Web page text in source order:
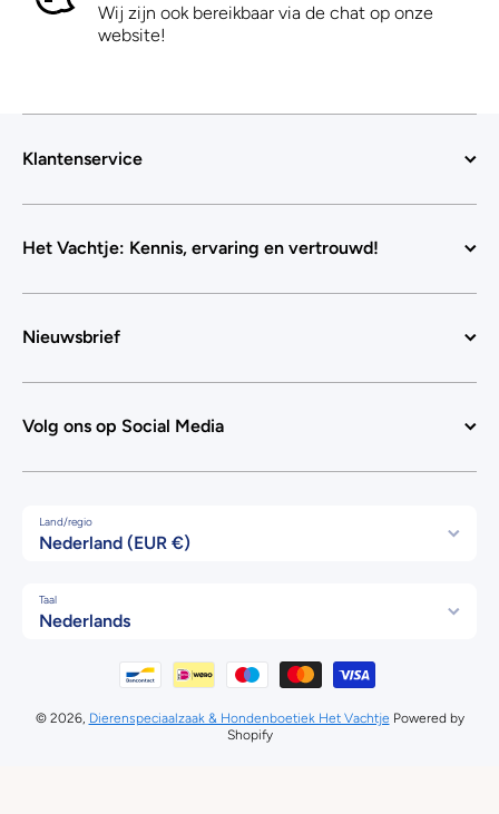
Wij zijn ook bereikbaar via de chat op onze
website!
Klantenservice
Het Vachtje: Kennis, ervaring en vertrouwd!
Nieuwsbrief
Volg ons op Social Media
Land/regio
Nederland (EUR €)
Taal
Nederlands
Betaalmethodes
© 2026, Dierenspeciaalzaak & Hondenboetiek Het Vachtje Powered by
Shopify